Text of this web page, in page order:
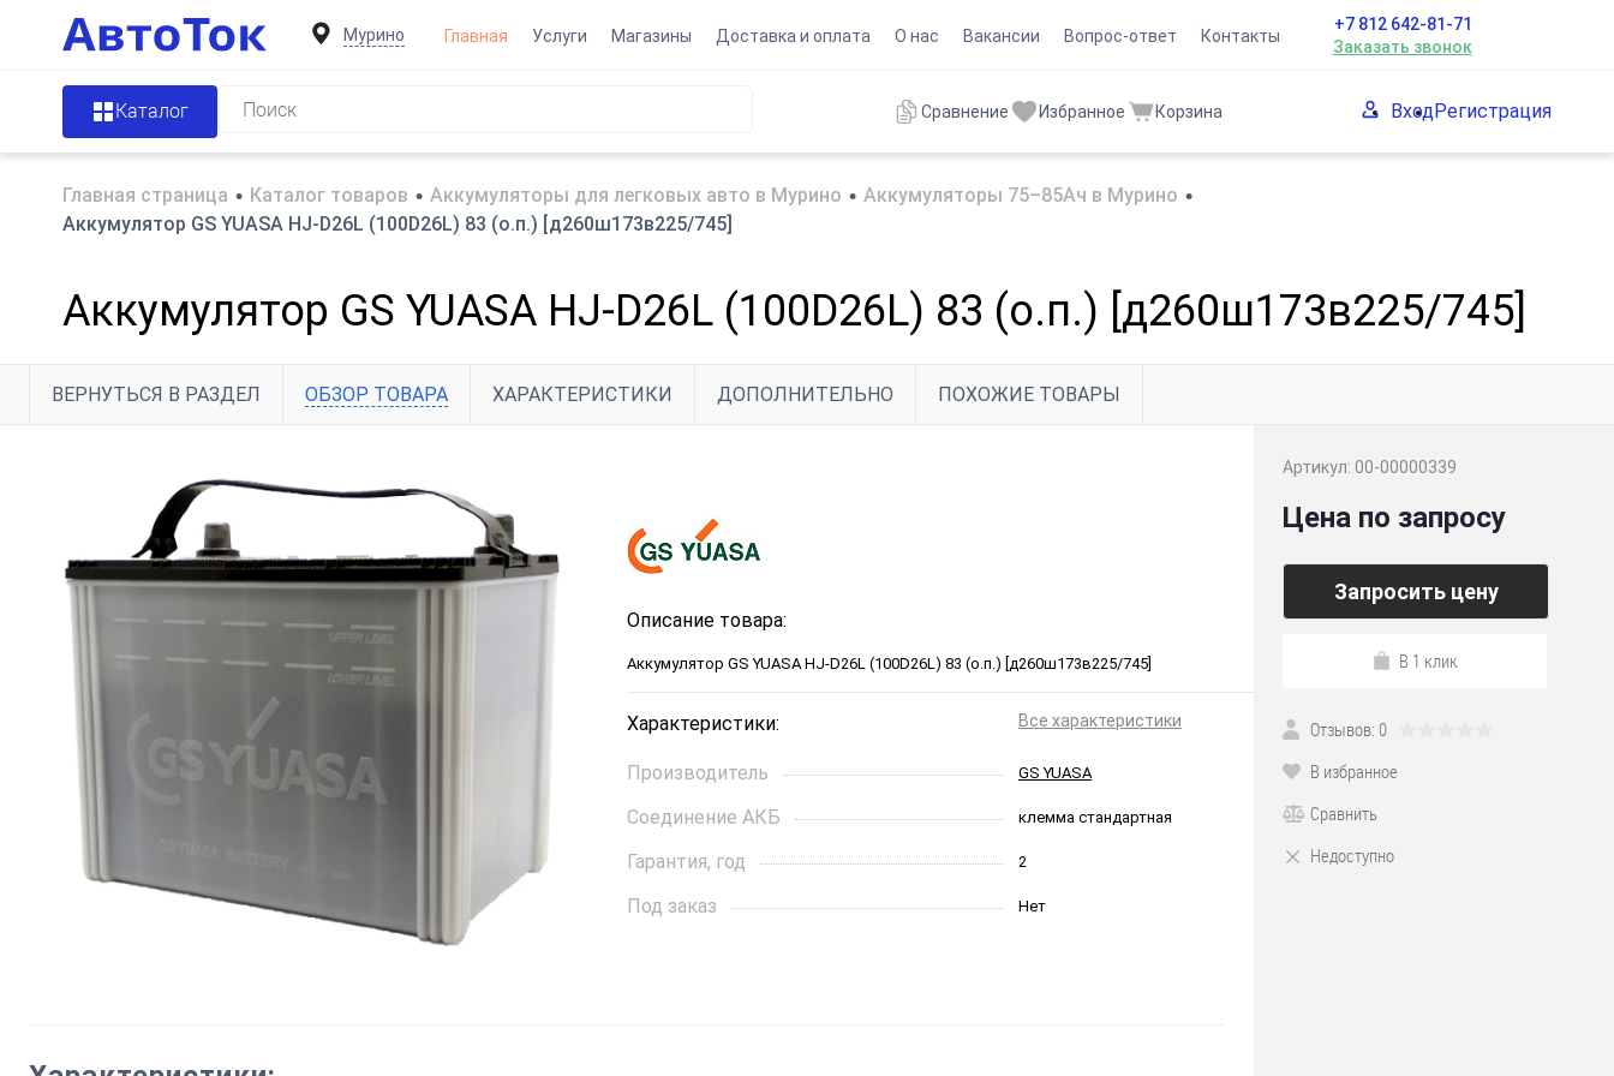
Мурино Главная Услуги Магазины Доставка и оплата О нас Вакансии Вопрос-ответ Контакты
+7 812 642-81-71
Заказать звонок
Каталог Сравнение Избранное Корзина ВходРегистрация
Главная страница • Каталог товаров • Аккумуляторы для легковых авто в Мурино • Аккумуляторы 75–85Ач в Мурино •
Аккумулятор GS YUASA HJ-D26L (100D26L) 83 (о.п.) [д260ш173в225/745]
Аккумулятор GS YUASA HJ-D26L (100D26L) 83 (о.п.) [д260ш173в225/745]
ВЕРНУТЬСЯ В РАЗДЕЛ ОБЗОР ТОВАРА ХАРАКТЕРИСТИКИ ДОПОЛНИТЕЛЬНО ПОХОЖИЕ ТОВАРЫ
Описание товара:
Аккумулятор GS YUASA HJ-D26L (100D26L) 83 (о.п.) [д260ш173в225/745]
Характеристики: Все характеристики
Производитель GS YUASA
Соединение АКБ клемма стандартная
Гарантия, год 2
Под заказ Нет
Артикул: 00-00000339
Цена по запросу
Запросить цену
В 1 клик
Отзывов: 0
В избранное
Сравнить
Недоступно